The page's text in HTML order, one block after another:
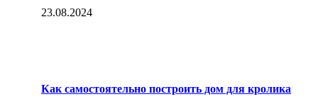
23.08.2024
Как самостоятельно построить дом для кролика